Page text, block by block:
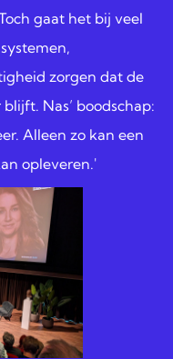
gaat het bij veel
zorgen dat de
Nas’ boodschap:
Alleen zo kan een
opleveren.'